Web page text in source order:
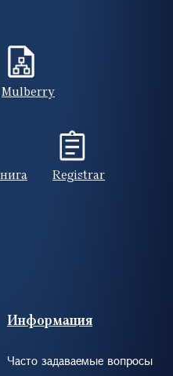
Mulberry
Registrar
Информация
Часто задаваемые вопросы